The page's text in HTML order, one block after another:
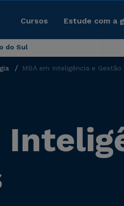
Cursos Estude com a
do Sul
MBA em Inteligência e